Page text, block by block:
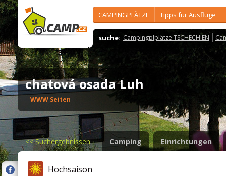
CAMPINGPLÄTZE Tipps für Ausflüge
suche: Campingplplätze TSCHECHIEN
chatová osada Luh
WWW Seiten
<<Suchergebnissen Camping Einrichtungen
Hochsaison